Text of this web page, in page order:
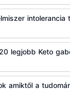
intolerancia
legjobb Keto
amiktől a